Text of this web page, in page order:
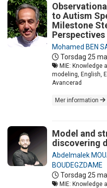
to Autism
Milestone
Perspectives
Mohamed BEN
Torsdag 25
MIE: Knowledge
modeling, English,
Avancerad
Mer information
Model and
discovering
Abdelmalek
BOUDEGZDAME
Torsdag 25
MIE: Knowledge